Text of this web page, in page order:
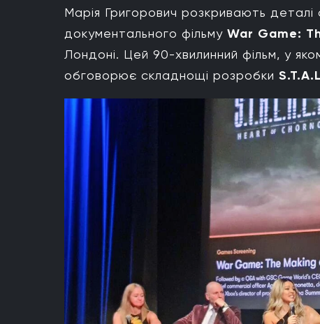
Марія Григорович розкривають деталі
документального фільму War Game:
Лондоні. Цей 90-хвилинний фільм, у
обговорює складнощі розробки